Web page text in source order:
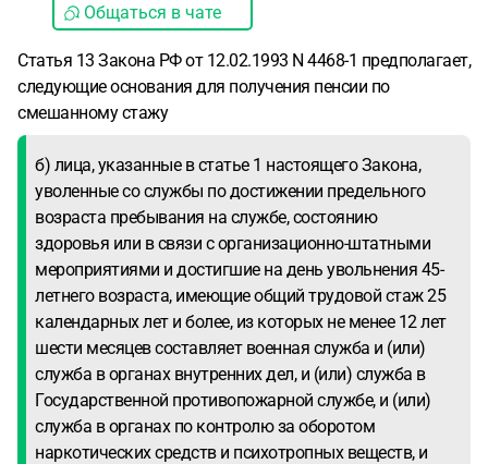
Общаться в чате
Статья 13 Закона РФ от 12.02.1993 N 4468-1 предполагает,
следующие основания для получения пенсии по
смешанному стажу
б) лица, указанные в статье 1 настоящего Закона,
уволенные со службы по достижении предельного
возраста пребывания на службе, состоянию
здоровья или в связи с организационно-штатными
мероприятиями и достигшие на день увольнения 45-
летнего возраста, имеющие общий трудовой стаж 25
календарных лет и более, из которых не менее 12 лет
шести месяцев составляет военная служба и (или)
служба в органах внутренних дел, и (или) служба в
Государственной противопожарной службе, и (или)
служба в органах по контролю за оборотом
наркотических средств и психотропных веществ, и